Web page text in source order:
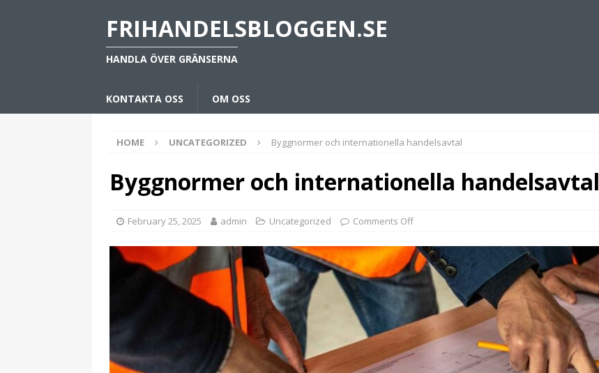
FRIHANDELSBLOGGEN.SE
HANDLA ÖVER GRÄNSERNA
KONTAKTA OSS OM OSS
HOME UNCATEGORIZED Byggnormer och internationella handelsavtal
Byggnormer och internationella handelsavtal
February 25, 2025 admin Uncategorized Comments Off